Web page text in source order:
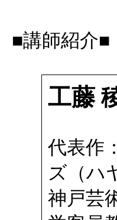
■講師紹介■
工藤
代表作
ズ（ハ
神戸芸